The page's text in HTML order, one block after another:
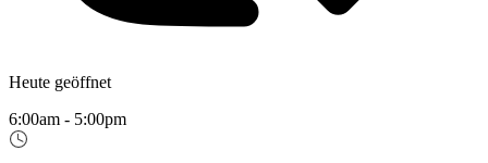
Heute geöffnet
6:00am - 5:00pm